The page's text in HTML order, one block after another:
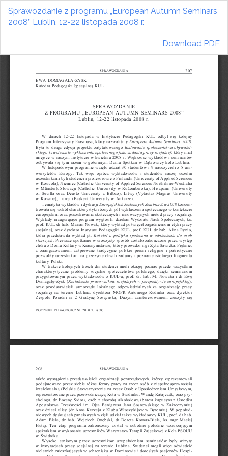
Return
Article
Sprawozdanie z programu „European Autumn Seminars
2008” Lublin, 12-22 listopada 2008 r.
Download
Download PDF